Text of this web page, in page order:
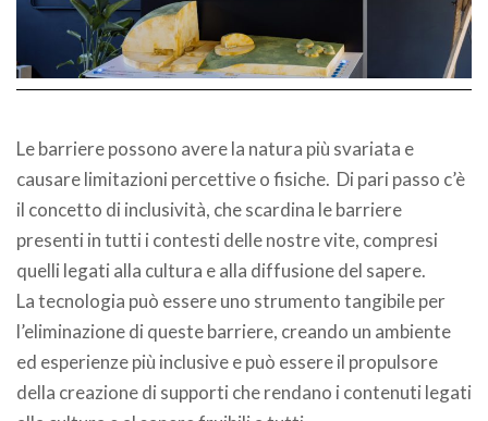
Le barriere possono avere la natura più svariata e
causare limitazioni percettive o fisiche. Di pari passo c’è
il concetto di inclusività, che scardina le barriere
presenti in tutti i contesti delle nostre vite, compresi
quelli legati alla cultura e alla diffusione del sapere.
La tecnologia può essere uno strumento tangibile per
l’eliminazione di queste barriere, creando un ambiente
ed esperienze più inclusive e può essere il propulsore
della creazione di supporti che rendano i contenuti legati